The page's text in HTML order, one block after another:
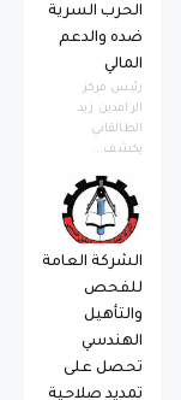
الحرب السرية
ضده والدعم
المالي
رئيس مركز
الرافدين زيد
الطالقاني
يكشف...
الشركة العامة
للفحص
والتأهيل
الهندسي
تحصل على
تمديد صلاحية